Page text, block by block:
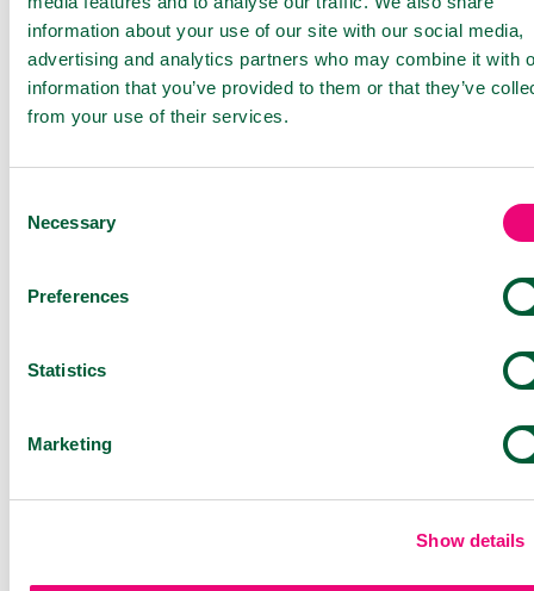
information about your use of our site with our social media,
advertising and analytics partners who may combine it with
information that you’ve provided to them or that they’ve
from your use of their services.
Selection
Necessary
Preferences
Statistics
Marketing
Show details
VIROSTOP Ústní sprej30 ml